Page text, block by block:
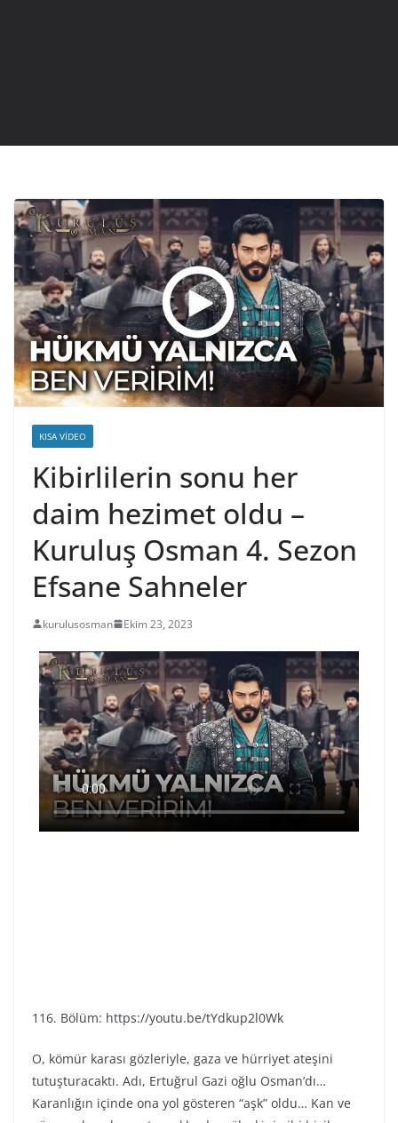
KISA VIDEO
Kibirlilerin sonu her
daim hezimet oldu –
Kuruluş Osman 4. Sezon
Efsane Sahneler
kurulusosman Ekim 23, 2023
116. Bölüm: https://youtu.be/tYdkup2l0Wk
O, kömür karası gözleriyle, gaza ve hürriyet ateşini
tutuşturacaktı. Adı, Ertuğrul Gazi oğlu Osman’dı…
Karanlığın içinde ona yol gösteren “aşk” oldu… Kan ve